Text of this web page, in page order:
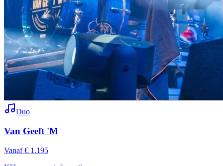
Duo
Van Geeft 'M
Vanaf € 1.195